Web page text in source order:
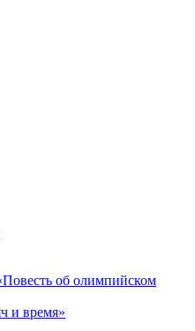
об олимпийском
и время»